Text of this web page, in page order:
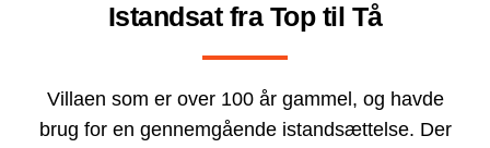
Istandsat fra Top til Tå
Villaen som er over 100 år gammel, og havde
brug for en gennemgående istandsættelse. Der